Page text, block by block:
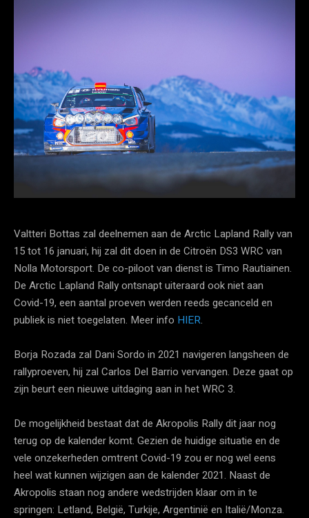
Valtteri Bottas zal deelnemen aan de Arctic Lapland Rally van
15 tot 16 januari, hij zal dit doen in de Citroën DS3 WRC van
Nolla Motorsport. De co-piloot van dienst is Timo Rautiainen.
De Arctic Lapland Rally ontsnapt uiteraard ook niet aan
Covid-19, een aantal proeven werden reeds gecanceld en
publiek is niet toegelaten. Meer info HIER.
Borja Rozada zal Dani Sordo in 2021 navigeren langsheen de
rallyproeven, hij zal Carlos Del Barrio vervangen. Deze gaat op
zijn beurt een nieuwe uitdaging aan in het WRC 3.
De mogelijkheid bestaat dat de Akropolis Rally dit jaar nog
terug op de kalender komt. Gezien de huidige situatie en de
vele onzekerheden omtrent Covid-19 zou er nog wel eens
heel wat kunnen wijzigen aan de kalender 2021. Naast de
Akropolis staan nog andere wedstrijden klaar om in te
springen: Letland, België, Turkije, Argentinië en Italië/Monza.